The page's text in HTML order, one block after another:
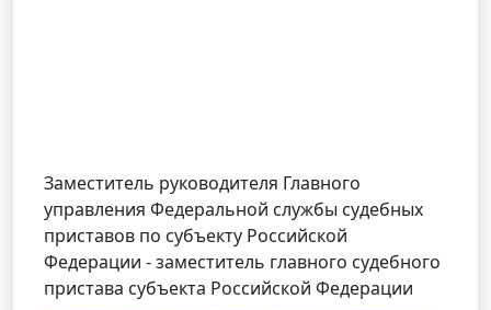
Заместитель руководителя Главного
управления Федеральной службы судебных
приставов по субъекту Российской
Федерации - заместитель главного судебного
пристава субъекта Российской Федерации